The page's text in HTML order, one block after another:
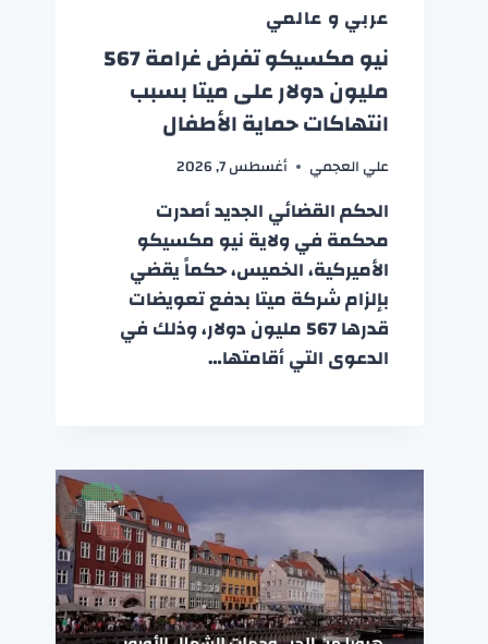
عربي و عالمي
نيو مكسيكو تفرض غرامة 567
مليون دولار على ميتا بسبب
انتهاكات حماية الأطفال
علي العجمي أغسطس 7, 2026
الحكم القضائي الجديد أصدرت
محكمة في ولاية نيو مكسيكو
الأميركية، الخميس، حكماً يقضي
بإلزام شركة ميتا بدفع تعويضات
قدرها 567 مليون دولار، وذلك في
الدعوى التي أقامتها…